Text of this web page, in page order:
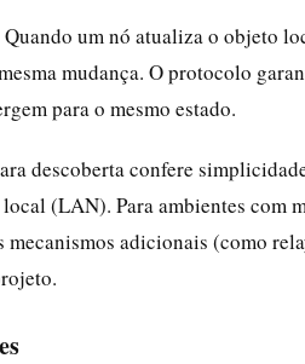
Quando um nó atualiza o objeto
mudança. O protocolo
para o mesmo estado.
descoberta confere
(LAN). Para ambientes com
adicionais (como